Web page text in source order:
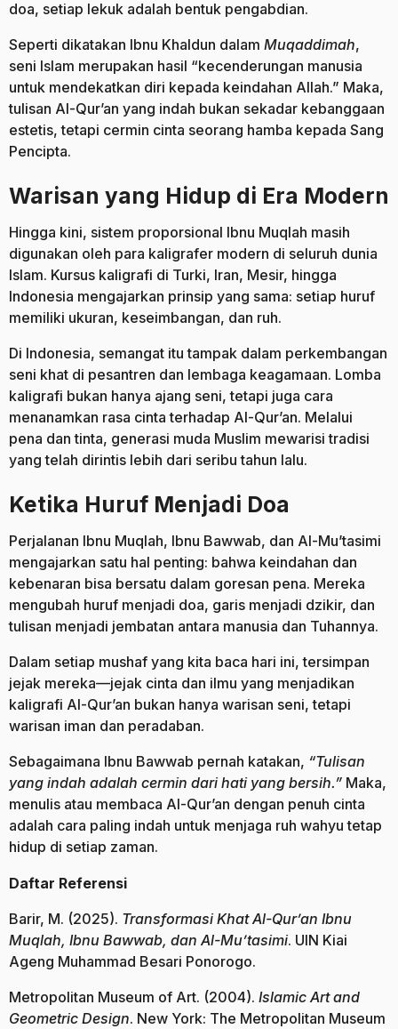
doa, setiap lekuk adalah bentuk pengabdian.
Seperti dikatakan Ibnu Khaldun dalam Muqaddimah,
seni Islam merupakan hasil “kecenderungan manusia
untuk mendekatkan diri kepada keindahan Allah.” Maka,
tulisan Al-Qur’an yang indah bukan sekadar kebanggaan
estetis, tetapi cermin cinta seorang hamba kepada Sang
Pencipta.
Warisan yang Hidup di Era Modern
Hingga kini, sistem proporsional Ibnu Muqlah masih
digunakan oleh para kaligrafer modern di seluruh dunia
Islam. Kursus kaligrafi di Turki, Iran, Mesir, hingga
Indonesia mengajarkan prinsip yang sama: setiap huruf
memiliki ukuran, keseimbangan, dan ruh.
Di Indonesia, semangat itu tampak dalam perkembangan
seni khat di pesantren dan lembaga keagamaan. Lomba
kaligrafi bukan hanya ajang seni, tetapi juga cara
menanamkan rasa cinta terhadap Al-Qur’an. Melalui
pena dan tinta, generasi muda Muslim mewarisi tradisi
yang telah dirintis lebih dari seribu tahun lalu.
Ketika Huruf Menjadi Doa
Perjalanan Ibnu Muqlah, Ibnu Bawwab, dan Al-Mu’tasimi
mengajarkan satu hal penting: bahwa keindahan dan
kebenaran bisa bersatu dalam goresan pena. Mereka
mengubah huruf menjadi doa, garis menjadi dzikir, dan
tulisan menjadi jembatan antara manusia dan Tuhannya.
Dalam setiap mushaf yang kita baca hari ini, tersimpan
jejak mereka—jejak cinta dan ilmu yang menjadikan
kaligrafi Al-Qur’an bukan hanya warisan seni, tetapi
warisan iman dan peradaban.
Sebagaimana Ibnu Bawwab pernah katakan, “Tulisan
yang indah adalah cermin dari hati yang bersih.” Maka,
menulis atau membaca Al-Qur’an dengan penuh cinta
adalah cara paling indah untuk menjaga ruh wahyu tetap
hidup di setiap zaman.
Daftar Referensi
Barir, M. (2025). Transformasi Khat Al-Qur’an Ibnu
Muqlah, Ibnu Bawwab, dan Al-Mu’tasimi. UIN Kiai
Ageng Muhammad Besari Ponorogo.
Metropolitan Museum of Art. (2004). Islamic Art and
Geometric Design. New York: The Metropolitan Museum